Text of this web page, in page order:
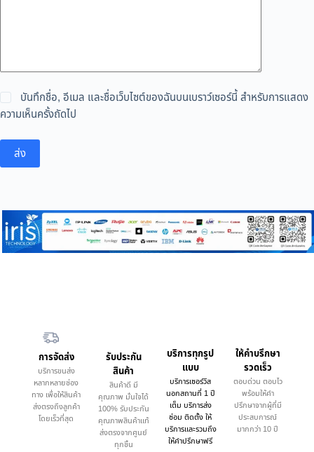
บันทึกชื่อ, อีเมล และชื่อเว็บไซต์ของฉันบนเบราว์เซอร์นี้ สำหรับการแสดง
ความเห็นครั้งถัดไป
ส่ง
การจัดส่ง
บริการขนส่ง
หลากหลายช่อง
ทาง เพื่อให้สินค้า
ส่งตรงถึงลูกค้า
โดยเร็วที่สุด
รับประกัน
สินค้า
สินค้าดี มี
คุณภาพ มั่นใจได้
100% รับประกัน
คุณภาพสินค้าแท้
ส่งตรงจากศูนย์
ทุกชิ้น
บริการทุกรูป
แบบ
บริการเซอร์วิส
นอกสถานที่ 1 ปี
เต็ม บริการส่ง
ซ่อม ติดตั้ง ให้
บริการและรวมถึง
ให้คำปรึกษาฟรี
ให้คำบรึกษา
รวดเร็ว
ตอบด่วน ตอบไว
พร้อมให้คำ
ปรึกษาจากผู้ที่มี
ประสบการณ์
มากกว่า 10 ปี